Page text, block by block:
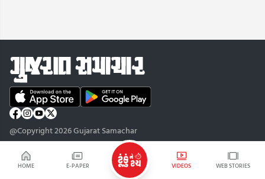
HOME E-PAPER VIDEOS WEB STORIES
@Copyright 2026 Gujarat Samachar